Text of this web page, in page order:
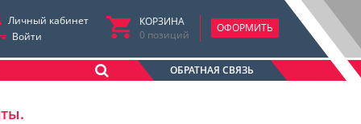
Личный кабинет
Войти
КОРЗИНА
0 позиций
ОФОРМИТЬ
ОБРАТНАЯ СВЯЗЬ